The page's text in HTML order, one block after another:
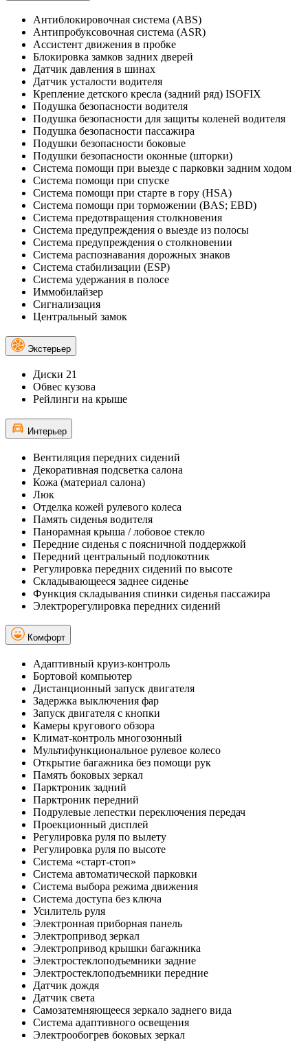
Антиблокировочная система (ABS)
Антипробуксовочная система (ASR)
Ассистент движения в пробке
Блокировка замков задних дверей
Датчик давления в шинах
Датчик усталости водителя
Крепление детского кресла (задний ряд) ISOFIX
Подушка безопасности водителя
Подушка безопасности для защиты коленей водителя
Подушка безопасности пассажира
Подушки безопасности боковые
Подушки безопасности оконные (шторки)
Система помощи при выезде с парковки задним ходом
Система помощи при спуске
Система помощи при старте в гору (HSA)
Система помощи при торможении (BAS; EBD)
Система предотвращения столкновения
Система предупреждения о выезде из полосы
Система предупреждения о столкновении
Система распознавания дорожных знаков
Система стабилизации (ESP)
Система удержания в полосе
Иммобилайзер
Сигнализация
Центральный замок
Экстерьер
Диски 21
Обвес кузова
Рейлинги на крыше
Интерьер
Вентиляция передних сидений
Декоративная подсветка салона
Кожа (материал салона)
Люк
Отделка кожей рулевого колеса
Память сиденья водителя
Панорамная крыша / лобовое стекло
Передние сиденья с поясничной поддержкой
Передний центральный подлокотник
Регулировка передних сидений по высоте
Складывающееся заднее сиденье
Функция складывания спинки сиденья пассажира
Электрорегулировка передних сидений
Комфорт
Адаптивный круиз-контроль
Бортовой компьютер
Дистанционный запуск двигателя
Задержка выключения фар
Запуск двигателя с кнопки
Камеры кругового обзора
Климат-контроль многозонный
Мультифункциональное рулевое колесо
Открытие багажника без помощи рук
Память боковых зеркал
Парктроник задний
Парктроник передний
Подрулевые лепестки переключения передач
Проекционный дисплей
Регулировка руля по вылету
Регулировка руля по высоте
Система «старт-стоп»
Система автоматической парковки
Система выбора режима движения
Система доступа без ключа
Усилитель руля
Электронная приборная панель
Электропривод зеркал
Электропривод крышки багажника
Электростеклоподъемники задние
Электростеклоподъемники передние
Датчик дождя
Датчик света
Самозатемняющееся зеркало заднего вида
Система адаптивного освещения
Электрообогрев боковых зеркал